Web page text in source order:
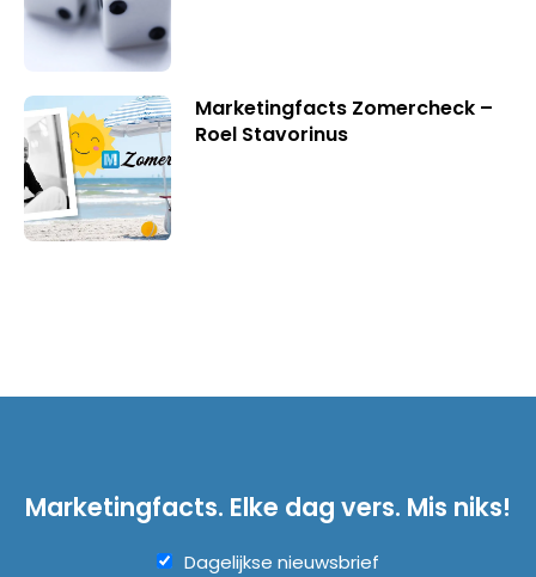
Marketingfacts Zomercheck –
Roel Stavorinus
Marketingfacts. Elke dag vers. Mis niks!
Dagelijkse nieuwsbrief